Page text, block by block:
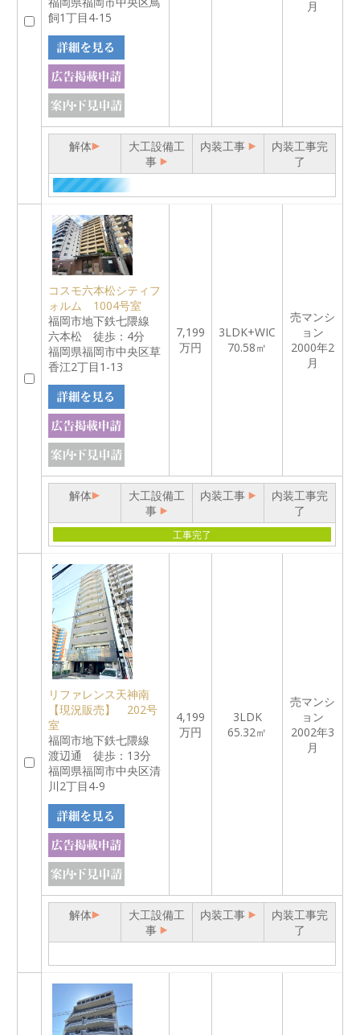
飼1丁目4-15
月
解体
大工設備工
事
内装工事
内装工事完
了
コスモ六本松シティフ
ォルム 1004号室
福岡市地下鉄七隈線
六本松 徒歩：4分
福岡県福岡市中央区草
香江2丁目1-13
7,199
万円
3LDK+WIC
70.58㎡
売マンシ
ョン
2000年2
月
解体
大工設備工
事
内装工事
内装工事完
了
工事完了
リファレンス天神南
【現況販売】 202号
室
福岡市地下鉄七隈線
渡辺通 徒歩：13分
福岡県福岡市中央区清
川2丁目4-9
4,199
万円
3LDK
65.32㎡
売マンシ
ョン
2002年3
月
解体
大工設備工
事
内装工事
内装工事完
了